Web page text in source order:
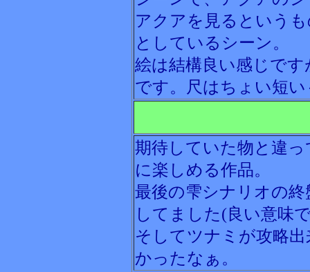
アクアを見るという
としているシーン。
絵は結構良い感じで
です。尺はちょい短
期待していた物と違
に楽しめる作品。
最後の雫シナリオの
してました(良い意味
そしてツナミが攻略
かったなぁ。